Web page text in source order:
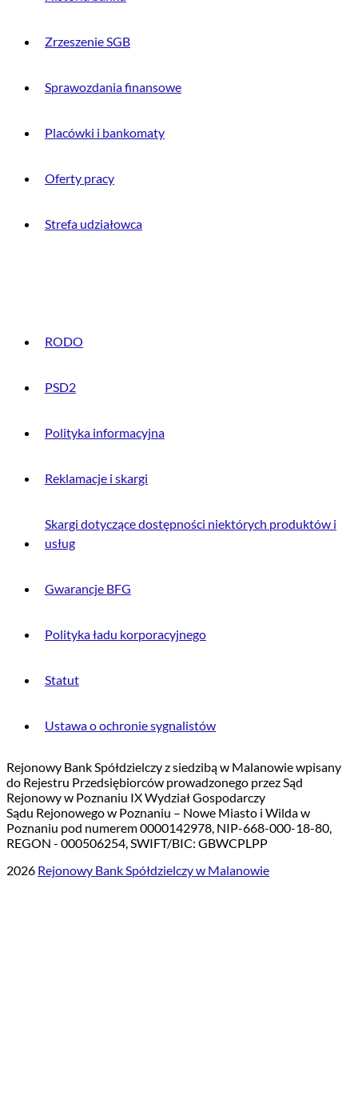
Zrzeszenie SGB
Sprawozdania finansowe
Placówki i bankomaty
Oferty pracy
Strefa udziałowca
RODO
PSD2
Polityka informacyjna
Reklamacje i skargi
Skargi dotyczące dostępności niektórych produktów i
usług
Gwarancje BFG
Polityka ładu korporacyjnego
Statut
Ustawa o ochronie sygnalistów
Rejonowy Bank Spółdzielczy z siedzibą w Malanowie wpisany
do Rejestru Przedsiębiorców prowadzonego przez Sąd
Rejonowy w Poznaniu IX Wydział Gospodarczy
Sądu Rejonowego w Poznaniu – Nowe Miasto i Wilda w
Poznaniu pod numerem 0000142978, NIP-668-000-18-80,
REGON - 000506254, SWIFT/BIC: GBWCPLPP
2026 Rejonowy Bank Spółdzielczy w Malanowie